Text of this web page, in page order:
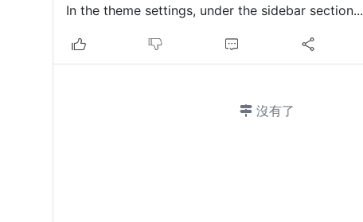
In the theme settings, under the sidebar section...
沒有了